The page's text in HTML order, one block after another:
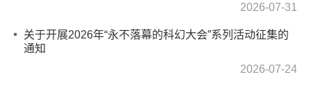
2026-07-31
关于开展2026年“永不落幕的科幻大会”系列活动征集的
通知
2026-07-24